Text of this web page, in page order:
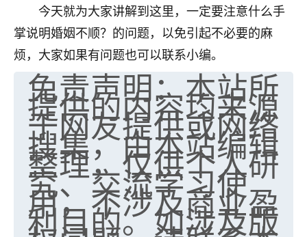
今天就为大家讲解到这里，一定要注意什么手
掌说明婚姻不顺？的问题，以免引起不必要的麻
烦，大家如果有问题也可以联系小编。
免责声明：本站所
提供的内容均来源
于网友提供或网络
搜集，由本站编辑
整理，仅供个人研
究、交流学习使
用，不涉及商业盈
利目的。如涉及版
超度，现在看来，人不信也不行。
11
优秀的张同学
老师收徒吗？？我对这些很感兴趣
2天前 来自山西 15